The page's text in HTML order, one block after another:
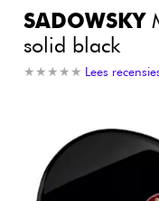
Synths &
Microfoon
Viool &
SADOWSKY
solid black
★ ★ ★ ★ ★
★ ★ ★ ★ ★ Lees